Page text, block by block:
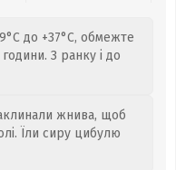
до +37°C, обмежте
З ранку і до
жнива, щоб
Їли сиру цибулю